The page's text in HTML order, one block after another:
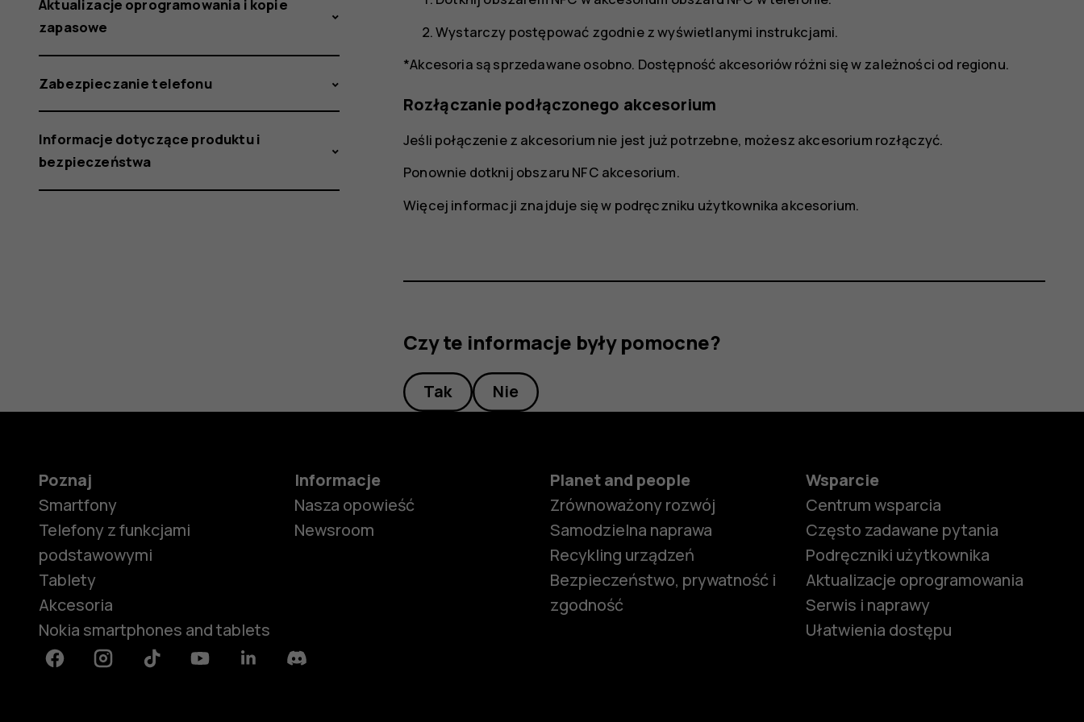
Wystarczy postępować zgodnie z wyświetlanymi instrukcjami.
*Akcesoria są sprzedawane osobno. Dostępność akcesoriów różni się w zależności od regionu.
Rozłączanie podłączonego akcesorium
Jeśli połączenie z akcesorium nie jest już potrzebne, możesz akcesorium rozłączyć.
Ponownie dotknij obszaru NFC akcesorium.
Więcej informacji znajduje się w podręczniku użytkownika akcesorium.
Czy te informacje były pomocne?
Tak Nie
Aktualizacje oprogramowania i kopie
zapasowe
Zabezpieczanie telefonu
Informacje dotyczące produktu i
bezpieczeństwa
Poznaj
Smartfony
Telefony z funkcjami
podstawowymi
Tablety
Akcesoria
Nokia smartphones and tablets
Informacje
Nasza opowieść
Newsroom
Planet and people
Zrównoważony rozwój
Samodzielna naprawa
Recykling urządzeń
Bezpieczeństwo, prywatność i
zgodność
Wsparcie
Centrum wsparcia
Często zadawane pytania
Podręczniki użytkownika
Aktualizacje oprogramowania
Serwis i naprawy
Ułatwienia dostępu
FacebookInstagramTiktok YoutubeLinkedinDiscord